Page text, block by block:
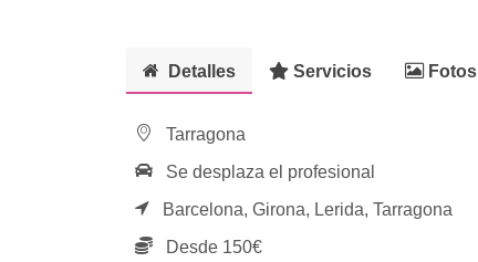
Detalles Servicios Fotos
Tarragona
Se desplaza el profesional
Barcelona, Girona, Lerida, Tarragona
Desde 150€